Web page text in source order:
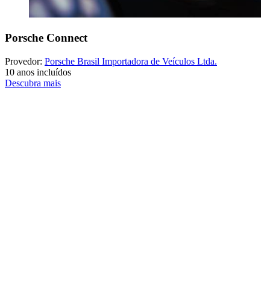
Porsche Connect
Provedor: Porsche Brasil Importadora de Veículos Ltda.
10 anos incluídos
Descubra mais